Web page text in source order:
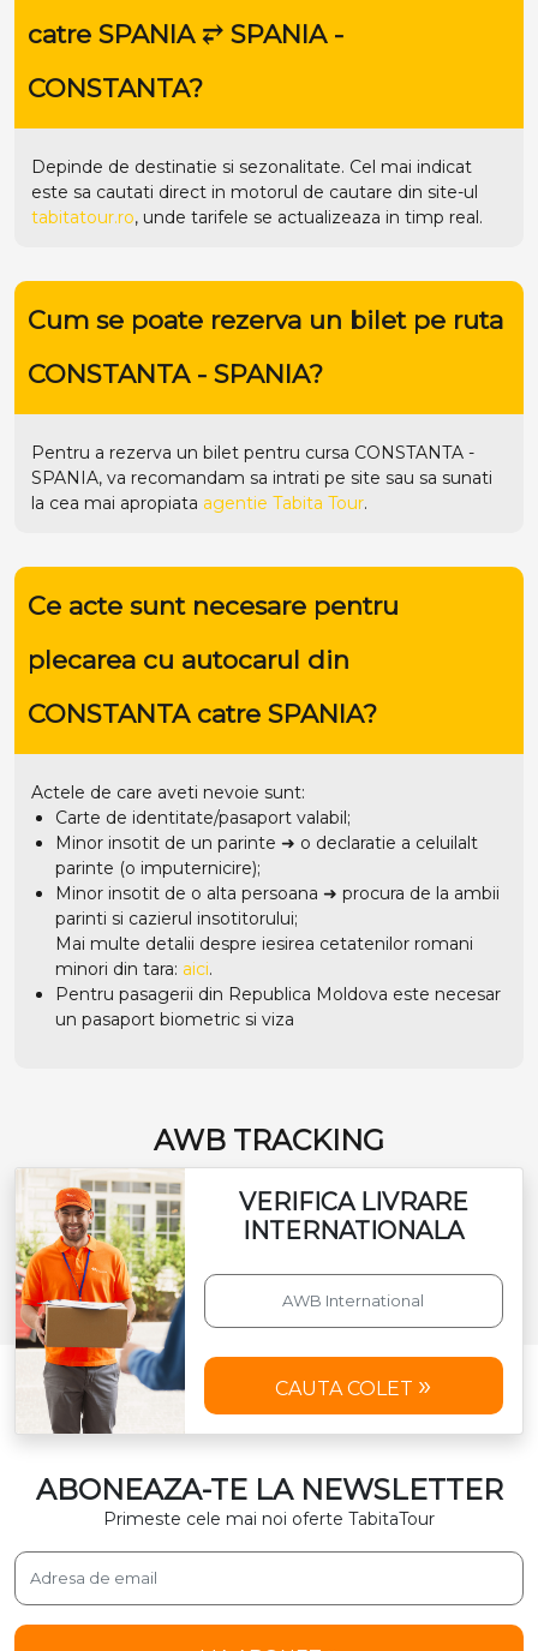
catre SPANIA ⥂ SPANIA -
CONSTANTA?
Depinde de destinatie si sezonalitate. Cel mai indicat
este sa cautati direct in motorul de cautare din site-ul
tabitatour.ro, unde tarifele se actualizeaza in timp real.
Cum se poate rezerva un bilet pe ruta
CONSTANTA - SPANIA?
Pentru a rezerva un bilet pentru cursa CONSTANTA -
SPANIA, va recomandam sa intrati pe site sau sa sunati
la cea mai apropiata agentie Tabita Tour.
Ce acte sunt necesare pentru
plecarea cu autocarul din
CONSTANTA catre SPANIA?
Actele de care aveti nevoie sunt:
Carte de identitate/pasaport valabil;
Minor insotit de un parinte ➜ o declaratie a celuilalt
parinte (o imputernicire);
Minor insotit de o alta persoana ➜ procura de la ambii
parinti si cazierul insotitorului;
Mai multe detalii despre iesirea cetatenilor romani
minori din tara: aici.
Pentru pasagerii din Republica Moldova este necesar
un pasaport biometric si viza
AWB TRACKING
VERIFICA LIVRARE
INTERNATIONALA
CAUTA COLET
ABONEAZA-TE LA NEWSLETTER
Primeste cele mai noi oferte TabitaTour